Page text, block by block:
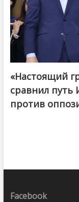
@ქართული ოცნება
«Настоящий
сравнил
против
Facebook